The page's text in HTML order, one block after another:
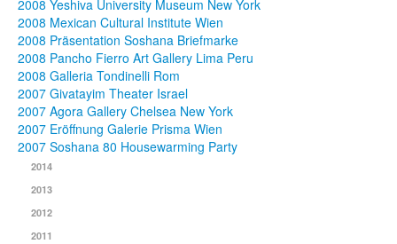
2008 Yeshiva University Museum New York
2008 Mexican Cultural Institute Wien
2008 Präsentation Soshana Briefmarke
2008 Pancho Fierro Art Gallery Lima Peru
2008 Galleria Tondinelli Rom
2007 Givatayim Theater Israel
2007 Agora Gallery Chelsea New York
2007 Eröffnung Galerie Prisma Wien
2007 Soshana 80 Housewarming Party
2014
2013
2012
2011